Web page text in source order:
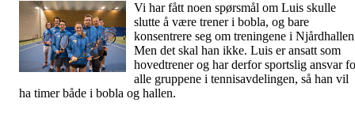
Vi har fått noen spørsmål om Luis skulle
slutte å være trener i bobla, og bare
konsentrere seg om treningene i
Men det skal han ikke. Luis er ansatt som
hovedtrener og har derfor sportslig ansvar
alle gruppene i tennisavdelingen, så han vil
ha timer både i bobla og hallen.